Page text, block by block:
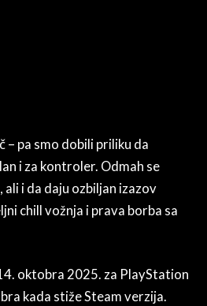
– pa smo dobili priliku da
i za kontroler. Odmah se
i da daju ozbiljan izazov
chill vožnja i prava borba sa
oktobra 2025. za PlayStation
kada stiže Steam verzija.